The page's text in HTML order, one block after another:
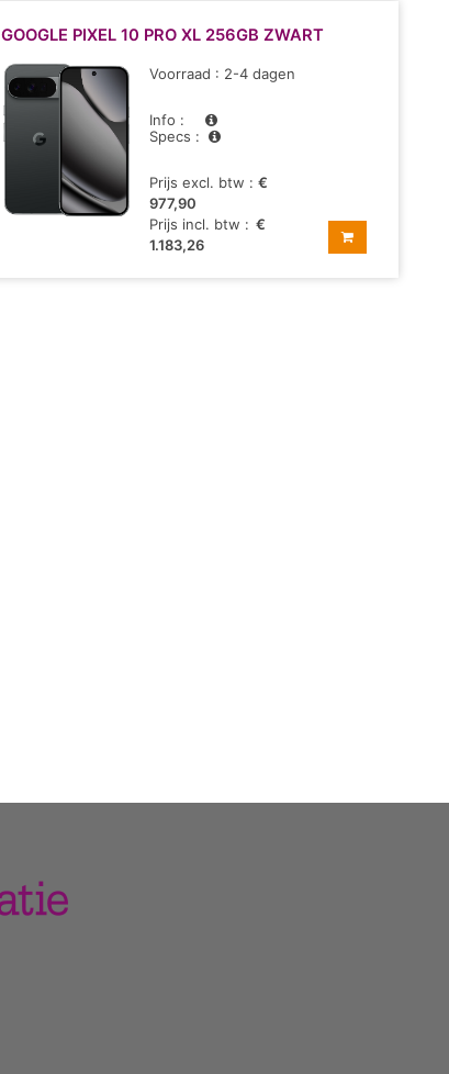
GOOGLE PIXEL 10 PRO XL 256GB ZWART
Voorraad : 2-4 dagen
Info :
Specs :
Prijs excl. btw : €
977,90
Prijs incl. btw : €
1.183,26